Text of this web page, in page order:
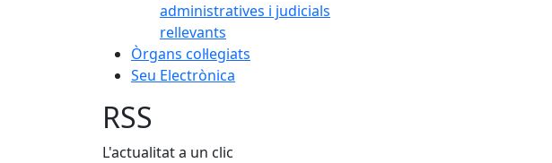
administratives i judicials
rellevants
Òrgans col·legiats
Seu Electrònica
RSS
L'actualitat a un clic